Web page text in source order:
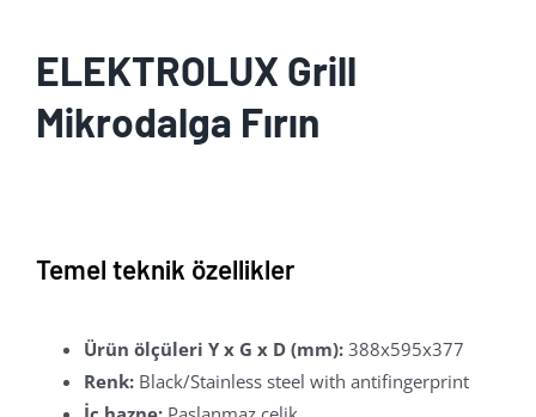
ELEKTROLUX Grill
Mikrodalga Fırın
Temel teknik özellikler
Ürün ölçüleri Y x G x D (mm): 388x595x377
Renk: Black/Stainless steel with antifingerprint